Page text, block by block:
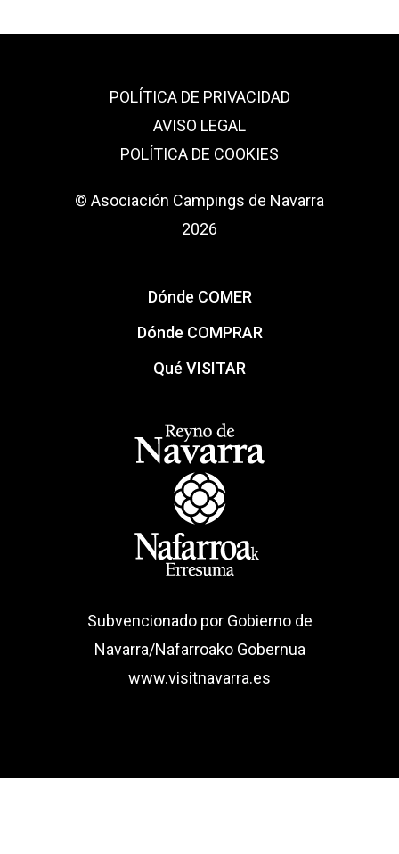
POLÍTICA DE PRIVACIDAD
AVISO LEGAL
POLÍTICA DE COOKIES
© Asociación Campings de Navarra
2026
Dónde COMER
Dónde COMPRAR
Qué VISITAR
Subvencionado por Gobierno de
Navarra/Nafarroako Gobernua
www.visitnavarra.es